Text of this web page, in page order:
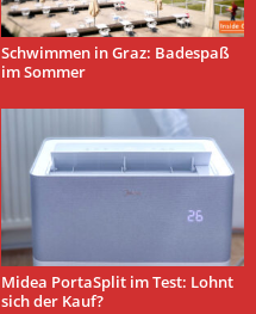
Schwimmen in Graz: Badespaß
im Sommer
Midea PortaSplit im Test: Lohnt
sich der Kauf?